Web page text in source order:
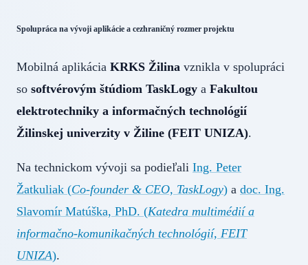
Spolupráca na vývoji aplikácie a cezhraničný rozmer projektu
Mobilná aplikácia KRKS Žilina vznikla v spolupráci
so softvérovým štúdiom TaskLogy a Fakultou
elektrotechniky a informačných technológií
Žilinskej univerzity v Žiline (FEIT UNIZA).
Na technickom vývoji sa podieľali Ing. Peter
Žatkuliak (Co-founder & CEO, TaskLogy) a doc. Ing.
Slavomír Matúška, PhD. (Katedra multimédií a
informačno-komunikačných technológií, FEIT
UNIZA).